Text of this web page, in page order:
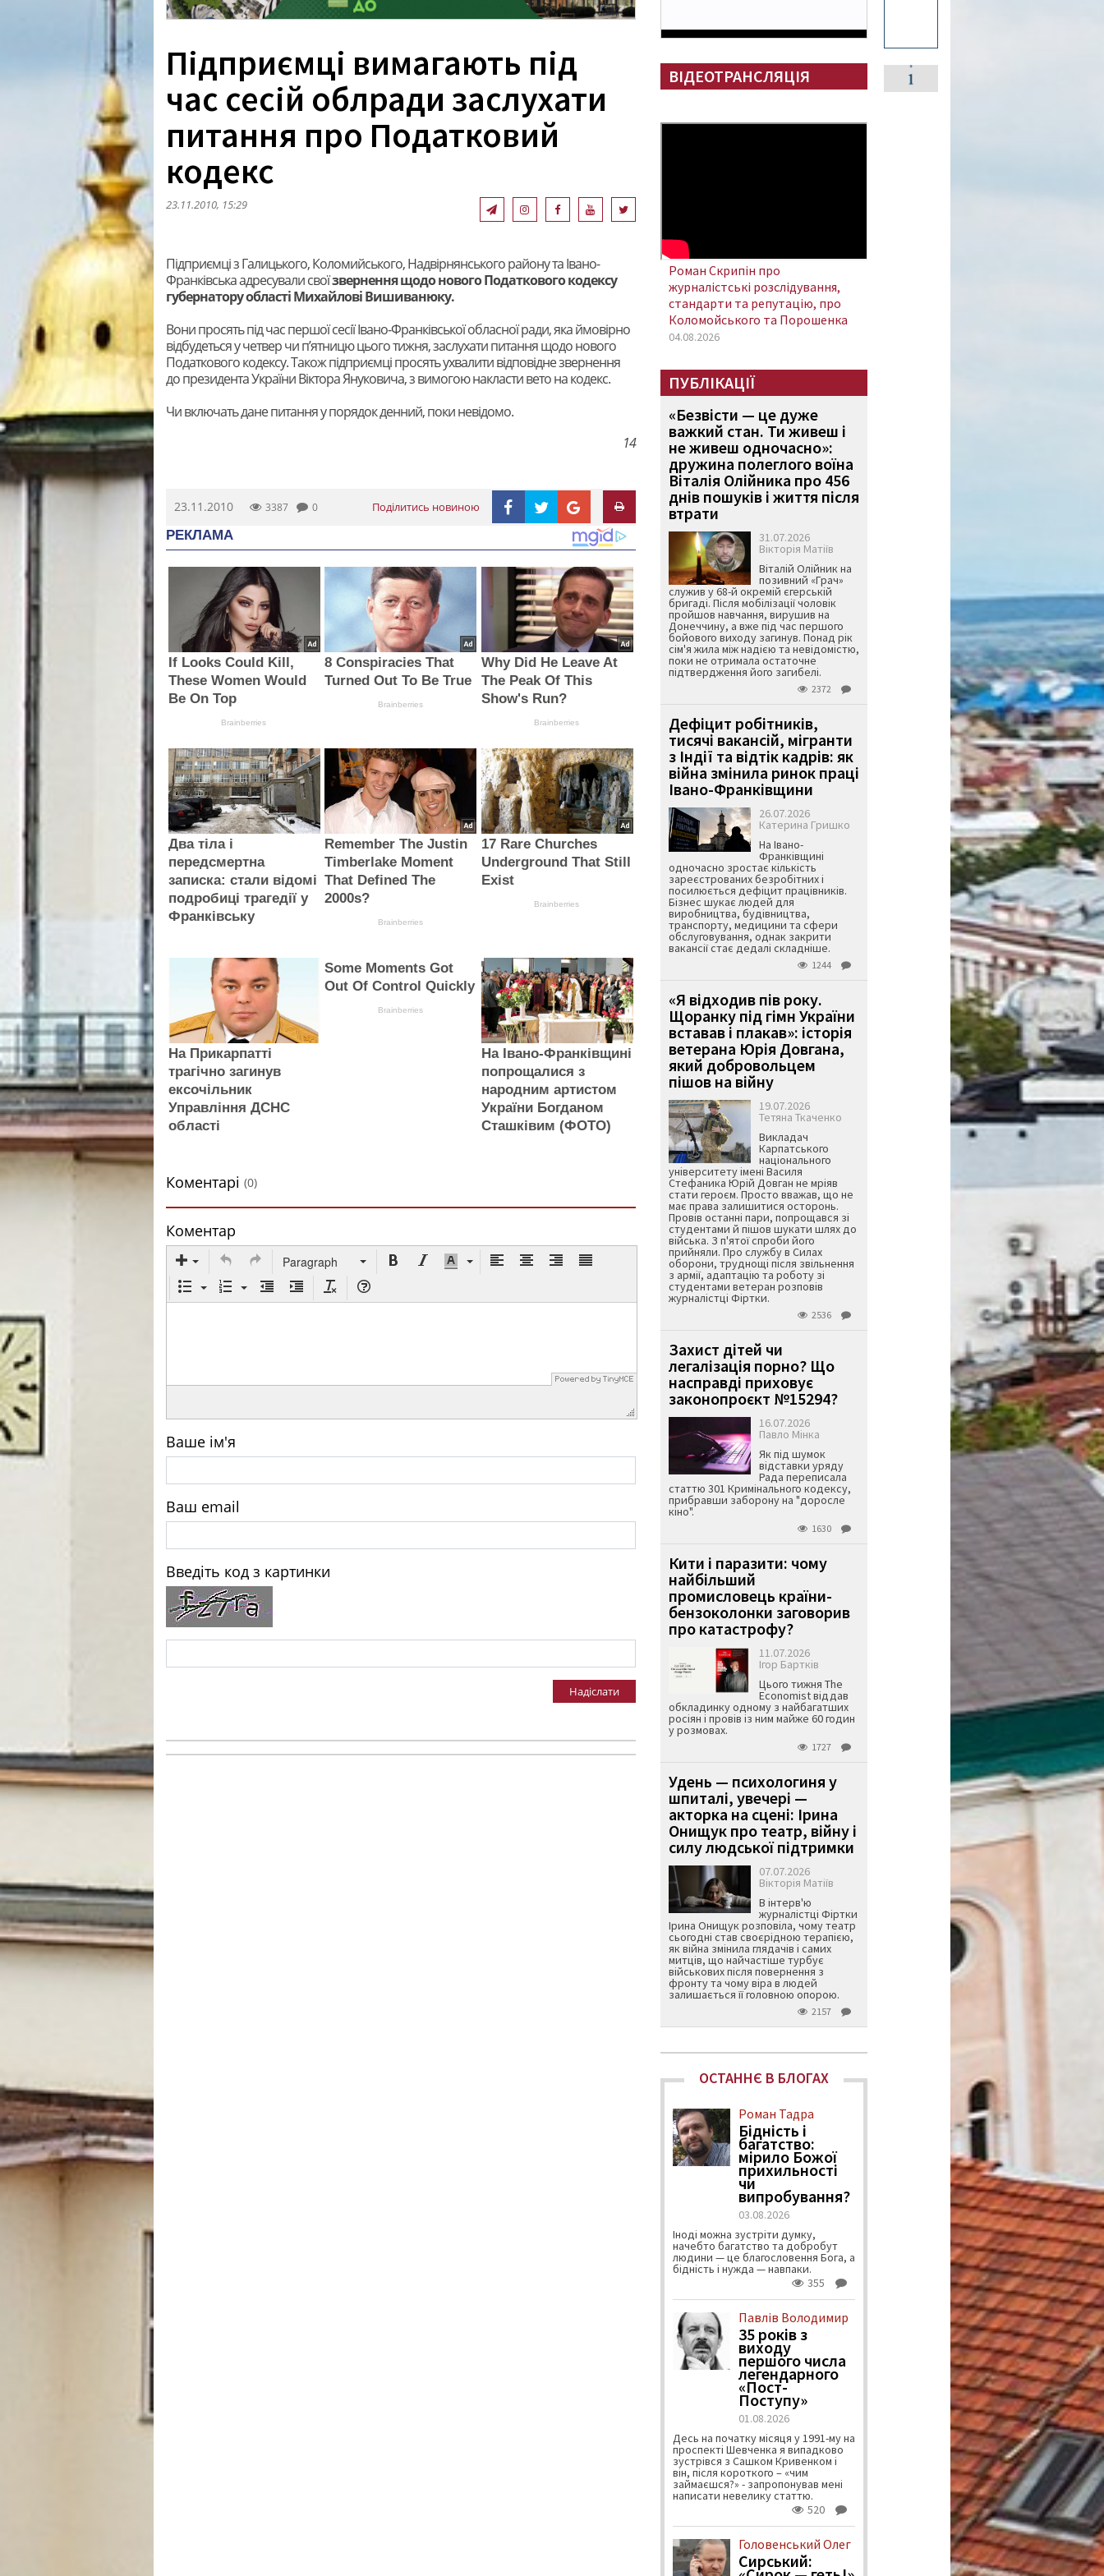
Підприємці вимагають під
час сесій облради заслухати
питання про Податковий
кодекс
23.11.2010, 15:29
Підприємці з Галицького, Коломийського, Надвірнянського району та Івано-
Франківська адресували своїзвернення щодо нового Податкового кодексу
губернатору області Михайлові Вишиванюку.
Вони просять під час першої сесії Івано-Франківської обласної ради, яка ймовірно
відбудеться у четвер чи п’ятницю цього тижня, заслухати питання щодо нового
Податкового кодексу. Також підприємці просять ухвалити відповідне звернення
до президента України Віктора Януковича, з вимогою накласти вето на кодекс.
Чи включать дане питання у порядок денний, поки невідомо.
14
23.11.2010 3387 0 Поділитись новиною
РЕКЛАМА
If Looks Could Kill,
These Women Would
Be On Top
Brainberries
8 Conspiracies That
Turned Out To Be True
Brainberries
Why Did He Leave At
The Peak Of This
Show's Run?
Brainberries
Два тіла і
передсмертна
записка: стали відомі
подробиці трагедії у
Франківську
Remember The Justin
Timberlake Moment
That Defined The
2000s?
Brainberries
17 Rare Churches
Underground That Still
Exist
Brainberries
На Прикарпатті
трагічно загинув
ексочільник
Управління ДСНС
області
Some Moments Got
Out Of Control Quickly
Brainberries
На Івано-Франківщині
попрощалися з
народним артистом
України Богданом
Сташківим (ФОТО)
Коментарі (0)
Коментар
Paragraph
Ваше ім'я
Ваш email
Введіть код з картинки
Надіслати
ВІДЕОТРАНСЛЯЦІЯ
Роман Скрипін про
журналістські розслідування,
стандарти та репутацію, про
Коломойського та Порошенка
04.08.2026
ПУБЛІКАЦІЇ
«Безвісти — це дуже
важкий стан. Ти живеш і
не живеш одночасно»:
дружина полеглого воїна
Віталія Олійника про 456
днів пошуків і життя після
втрати
31.07.2026
Вікторія Матіїв
Віталій Олійник на
позивний «Грач»
служив у 68-й окремій єгерській
бригаді. Після мобілізації чоловік
пройшов навчання, вирушив на
Донеччину, а вже під час першого
бойового виходу загинув. Понад рік
сім'я жила між надією та невідомістю,
поки не отримала остаточне
підтвердження його загибелі.
2372
Дефіцит робітників,
тисячі вакансій, мігранти
з Індії та відтік кадрів: як
війна змінила ринок праці
Івано-Франківщини
26.07.2026
Катерина Гришко
На Івано-
Франківщині
одночасно зростає кількість
зареєстрованих безробітних і
посилюється дефіцит працівників.
Бізнес шукає людей для
виробництва, будівництва,
транспорту, медицини та сфери
обслуговування, однак закрити
вакансії стає дедалі складніше.
1244
«Я відходив пів року.
Щоранку під гімн України
вставав і плакав»: історія
ветерана Юрія Довгана,
який добровольцем
пішов на війну
19.07.2026
Тетяна Ткаченко
Викладач
Карпатського
національного
університету імені Василя
Стефаника Юрій Довган не мріяв
стати героєм. Просто вважав, що не
має права залишитися осторонь.
Провів останні пари, попрощався зі
студентами й пішов шукати шлях до
війська. З п'ятої спроби його
прийняли. Про службу в Силах
оборони, труднощі після звільнення
з армії, адаптацію та роботу зі
студентами ветеран розповів
журналістці Фіртки.
2536
Захист дітей чи
легалізація порно? Що
насправді приховує
законопроєкт №15294?
16.07.2026
Павло Мінка
Як під шумок
відставки уряду
Рада переписала
статтю 301 Кримінального кодексу,
прибравши заборону на "доросле
кіно".
1630
Кити і паразити: чому
найбільший
промисловець країни-
бензоколонки заговорив
про катастрофу?
11.07.2026
Ігор Бартків
Цього тижня The
Economist віддав
обкладинку одному з найбагатших
росіян і провів із ним майже 60 годин
у розмовах.
1727
Удень — психологиня у
шпиталі, увечері —
акторка на сцені: Ірина
Онищук про театр, війну і
силу людської підтримки
07.07.2026
Вікторія Матіїв
В інтерв'ю
журналістці Фіртки
Ірина Онищук розповіла, чому театр
сьогодні став своєрідною терапією,
як війна змінила глядачів і самих
митців, що найчастіше турбує
військових після повернення з
фронту та чому віра в людей
залишається її головною опорою.
2157
ОСТАННЄ В БЛОГАХ
Роман Тадра
Бідність і
багатство:
мірило Божої
прихильності
чи
випробування?
03.08.2026
Іноді можна зустріти думку,
начебто багатство та добробут
людини — це благословення Бога, а
бідність і нужда — навпаки.
355
Павлів Володимир
35 років з
виходу
першого числа
легендарного
«Пост-
Поступу»
01.08.2026
Десь на початку місяця у 1991-му на
проспекті Шевченка я випадково
зустрівся з Сашком Кривенком і
він, після короткого – «чим
займаєшся?» - запропонував мені
написати невелику статтю.
520
Головенський Олег
Сирський: